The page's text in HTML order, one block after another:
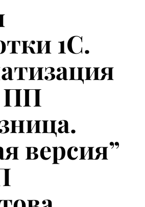
1С.
ПП
версия”